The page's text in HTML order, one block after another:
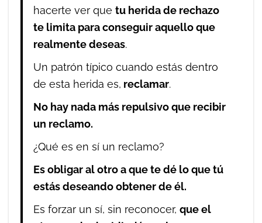
hacerte ver que tu herida de rechazo
te limita para conseguir aquello que
realmente deseas.
Un patrón típico cuando estás dentro
de esta herida es, reclamar.
No hay nada más repulsivo que recibir
un reclamo.
¿Qué es en sí un reclamo?
Es obligar al otro a que te dé lo que tú
estás deseando obtener de él.
Es forzar un sí, sin reconocer, que el